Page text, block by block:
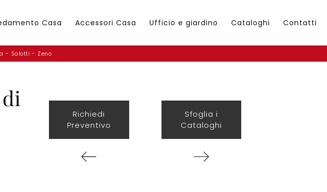
Casa Accessori Casa Ufficio e giardino Cataloghi Contatti
- Salotti - Zeno
Richiedi
Preventivo
Sfoglia i
Cataloghi